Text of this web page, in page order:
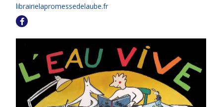
librairielapromessedelaube.fr